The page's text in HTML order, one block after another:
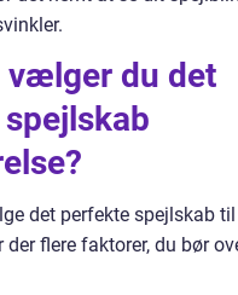
vælger du det
det perfekte spejlskab
der flere faktorer, du bør